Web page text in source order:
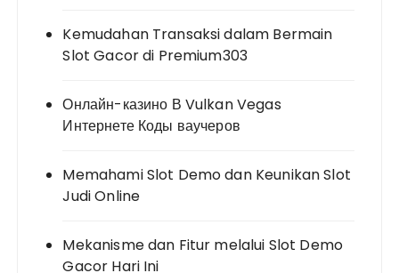
Kemudahan Transaksi dalam Bermain
Slot Gacor di Premium303
Онлайн-казино В Vulkan Vegas
Интернете Коды ваучеров
Memahami Slot Demo dan Keunikan Slot
Judi Online
Mekanisme dan Fitur melalui Slot Demo
Gacor Hari Ini